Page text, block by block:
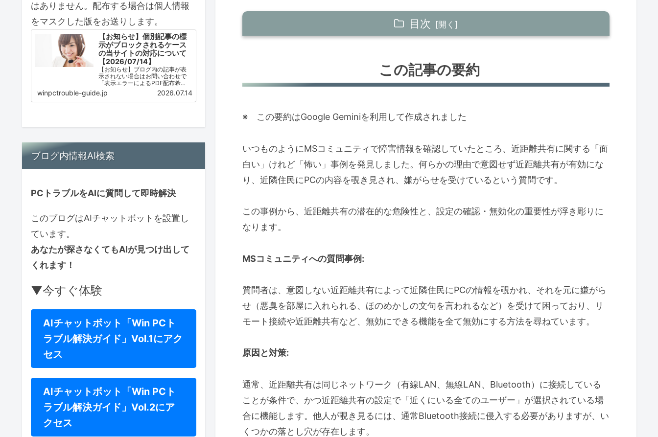
目次
原因と対策
対策
おまけ・・・Geminiに尋ねてみました
業者が工事して大元の1回線から各居室17にLANケーブルを配線して使わせて
同じ環境でネットワーク探索が有効になっている場合はどうですか？
に切り替えることはできますか？
パブリックネットワークに設定していれば問題は発生しませんか？
パブリックネットワーク、プライベートネットワークの別はどこで確認します
最後に
このブログのスタンス：速報性と予防効果を最優先する理由
この記事中の広告リンクについて
この記事の要約
※ この要約はGoogle Geminiを利用して作成されました
いつものようにMSコミュニティで障害情報を確認していたところ、近距離共有に関する「面
白い」けれど「怖い」事例を発見しました。何らかの理由で意図せず近距離共有が有効にな
り、近隣住民にPCの内容を覗き見され、嫌がらせを受けているという質問です。
この事例から、近距離共有の潜在的な危険性と、設定の確認・無効化の重要性が浮き彫りに
なります。
MSコミュニティへの質問事例:
質問者は、意図しない近距離共有によって近隣住民にPCの情報を覗かれ、それを元に嫌がら
せ（悪臭を部屋に入れられる、ほのめかしの文句を言われるなど）を受けて困っており、リ
モート接続や近距離共有など、無効にできる機能を全て無効にする方法を尋ねています。
原因と対策:
通常、近距離共有は同じネットワーク（有線LAN、無線LAN、Bluetooth）に接続している
ことが条件で、かつ近距離共有の設定で「近くにいる全てのユーザー」が選択されている場
合に機能します。他人が覗き見るには、通常Bluetooth接続に侵入する必要がありますが、い
くつかの落とし穴が存在します。
はありません。配布する場合は個人情報
をマスクした版をお送りします。
【お知らせ】個別記事の標
示がブロックされるケース
の当サイトの対応について
【2026/07/14】
【お知らせ】ブログ内の記事が表
示されない場合はお問い合わせで
「表示エラーによるPDF配布希
望」とご連絡ください。ただし、
配布は必ずしも可能ではありませ
ん。
winpctrouble-guide.jp 2026.07.14
ブログ内情報AI検索
PCトラブルをAIに質問して即時解決
このブログはAIチャットボットを設置し
ています。
あなたが探さなくてもAIが見つけ出して
くれます！
▼今すぐ体験
AIチャットボット「Win PCト
ラブル解決ガイド」Vol.1にアク
セス
AIチャットボット「Win PCト
ラブル解決ガイド」Vol.2にア
クセス